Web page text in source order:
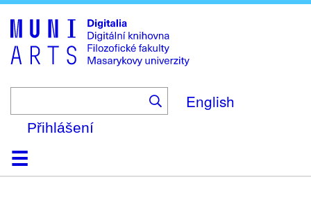
to
main
content
English
Přihlášení
DomůKolekce
Prohlížení
Vyhledávání
O platformě
Nápověda
KontaktDigitalia